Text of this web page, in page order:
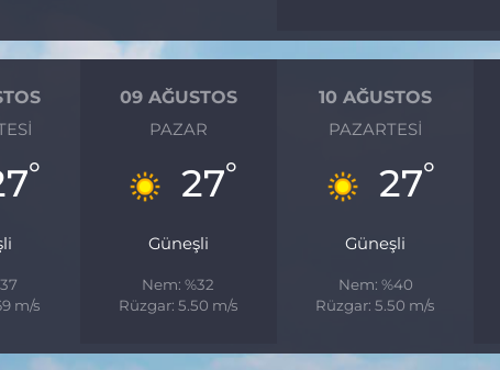
°
m/s
09 AĞUSTOS
PAZAR
27°
Güneşli
Nem: %32
Rüzgar: 5.50 m/s
10 AĞUSTOS
PAZARTESI
27°
Güneşli
Nem: %40
Rüzgar: 5.50 m/s